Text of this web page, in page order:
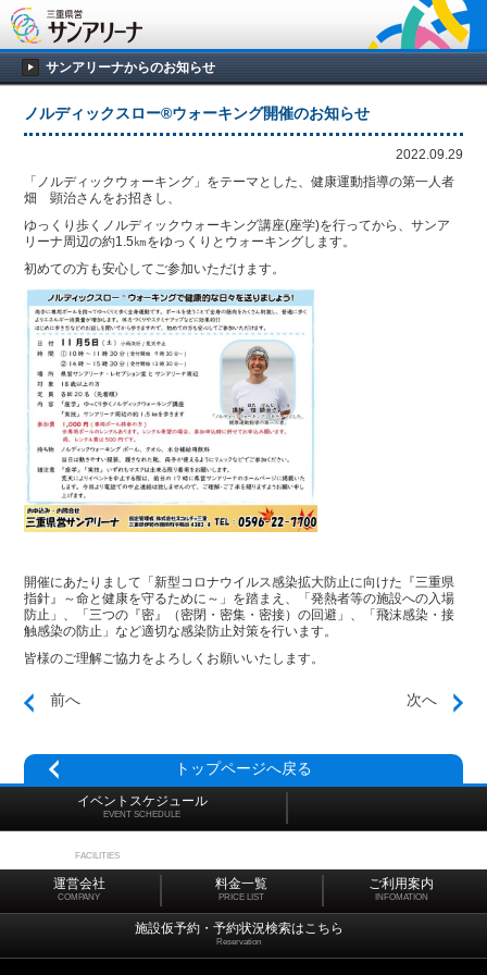
サンアリーナからのお知らせ
ノルディックスロー®ウォーキング開催のお知らせ
2022.09.29
「ノルディックウォーキング」をテーマとした、健康運動指導の第一人者
畑 顕治さんをお招きし、
ゆっくり歩くノルディックウォーキング講座(座学)を行ってから、サンア
リーナ周辺の約1.5㎞をゆっくりとウォーキングします。
初めての方も安心してご参加いただけます。
開催にあたりまして「新型コロナウイルス感染拡大防止に向けた『三重県
指針』～命と健康を守るために～」を踏まえ、「発熱者等の施設への入場
防止」、「三つの『密』（密閉・密集・密接）の回避」、「飛沫感染・接
触感染の防止」など適切な感染防止対策を行います。
皆様のご理解ご協力をよろしくお願いいたします。
前へ 次へ
トップページへ戻る
イベントスケジュール
EVENT SCHEDULE
FACILITIES
運営会社
COMPANY
料金一覧
PRICE LIST
ご利用案内
INFOMATION
施設仮予約・予約状況検索はこちら
Reservation